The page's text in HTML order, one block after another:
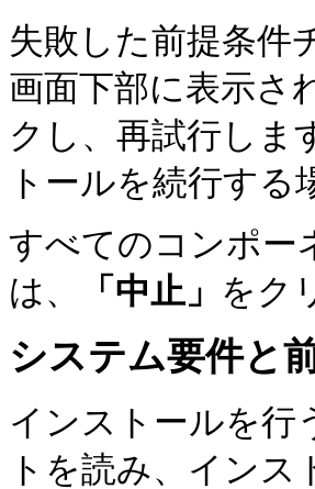
失敗した前提条件
画面下部に表示さ
クし、再試行しま
トールを続行する
すべてのコンポー
は、
「中止」 をク
システム要件と
インストールを行
トを読み、イン